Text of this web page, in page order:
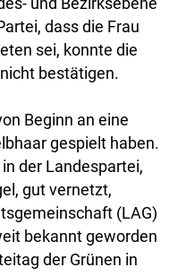
und Bezirksebene"
dass die Frau
sei, konnte die
bestätigen.
Beginn an eine
gespielt haben.
der Landespartei,
gut vernetzt,
(LAG)
bekannt geworden
der Grünen in